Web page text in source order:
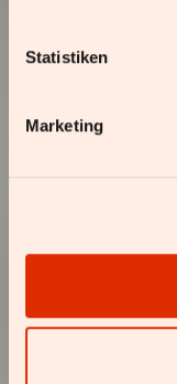
Statistiken
Marketing